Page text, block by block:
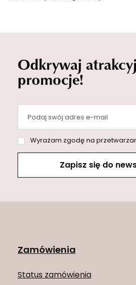
Odkrywaj
promocje!
Podaj swój adres e-mail
Wyrażam zgodę na przetwarzanie moich danych osobowych (adres e-mail) na potrzeby
Zapisz się do
Zamówienia
Status zamówienia